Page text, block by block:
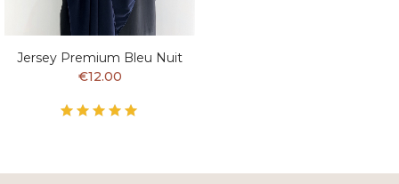
Jersey Premium Bleu Nuit
€12.00